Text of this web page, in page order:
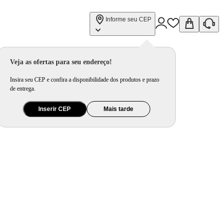
Informe seu CEP
Veja as ofertas para seu endereço!
Insira seu CEP e confira a disponibilidade dos produtos e prazo
de entrega.
Inserir CEP Mais tarde